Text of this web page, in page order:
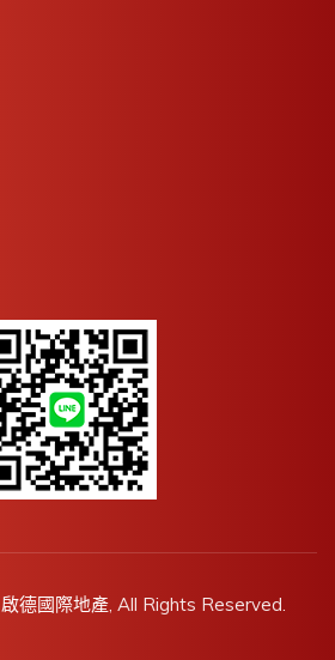
啟德國際地產, All Rights Reserved.